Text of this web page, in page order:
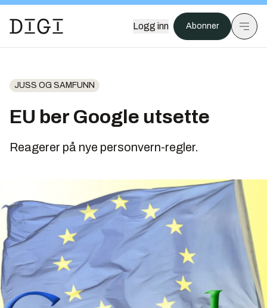
Logg inn Abonner
JUSS OG SAMFUNN
EU ber Google utsette
Reagerer på nye personvern-regler.